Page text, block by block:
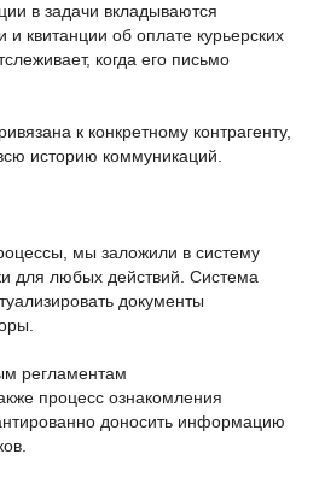
в задачи вкладываются
квитанции об оплате курьерских
когда его письмо
к конкретному контрагенту,
историю коммуникаций.
мы заложили в систему
для любых действий. Система
документы
регламентам
процесс ознакомления
доносить информацию